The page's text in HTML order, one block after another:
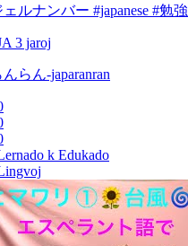
ルナンバー #japanese #勉強
3 jaroj
らん-japaranran
k Edukado